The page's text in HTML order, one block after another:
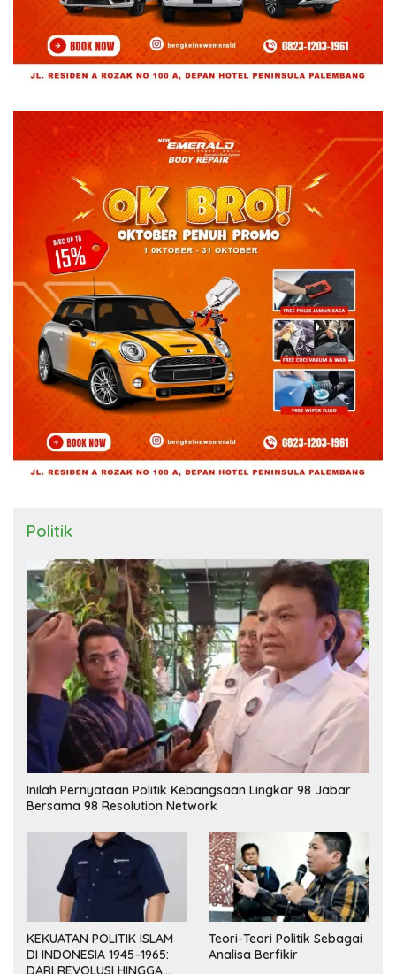
Politik
Inilah Pernyataan Politik Kebangsaan Lingkar 98 Jabar
Bersama 98 Resolution Network
KEKUATAN POLITIK ISLAM
DI INDONESIA 1945–1965:
DARI REVOLUSI HINGGA
Teori-Teori Politik Sebagai
Analisa Berfikir